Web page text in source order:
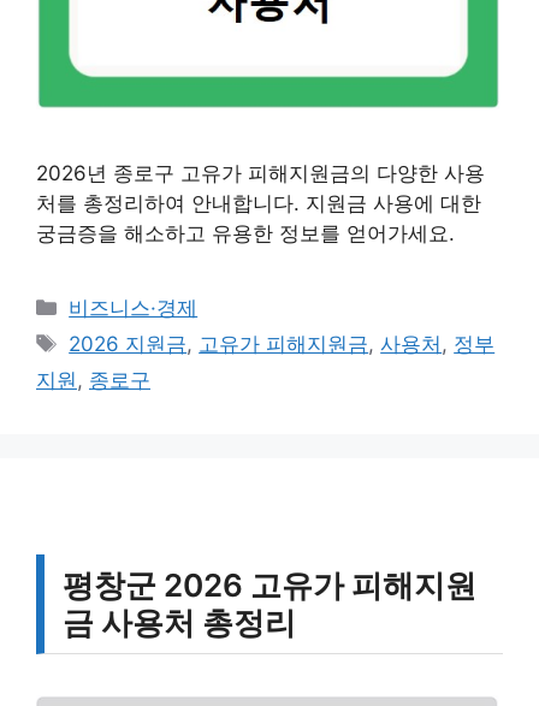
2026년 종로구 고유가 피해지원금의 다양한 사용
처를 총정리하여 안내합니다. 지원금 사용에 대한
궁금증을 해소하고 유용한 정보를 얻어가세요.
카
테
리
비즈니스·경제
태
그
2026 지원금, 고유가 피해지원금,사용처 , 정부
지원, 종로구
평창군 2026 고유가 피해지원
금 사용처 총정리